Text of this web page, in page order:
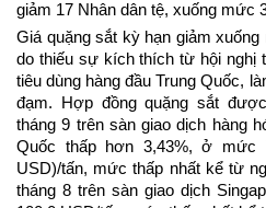
giảm 17 Nhân dân tệ, xuống mức
Giá quặng sắt kỳ hạn giảm
do thiếu sự kích thích từ hội nghị
tiêu dùng hàng đầu Trung Quốc,
đạm. Hợp đồng quặng sắt
tháng 9 trên sàn giao dịch hàng
Quốc thấp hơn 3,43%, ở mức
USD)/tấn, mức thấp nhất kể từ
tháng 8 trên sàn giao dịch